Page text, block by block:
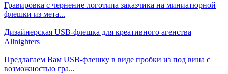
Гравировка с чернение логотипа заказчика на миниатюрной
флешки из мета...
Дизайнерская USB-флешка для креативного агенства
Allnighters
Предлагаем Вам USB-флешку в виде пробки из под вина с
возможностью гра...